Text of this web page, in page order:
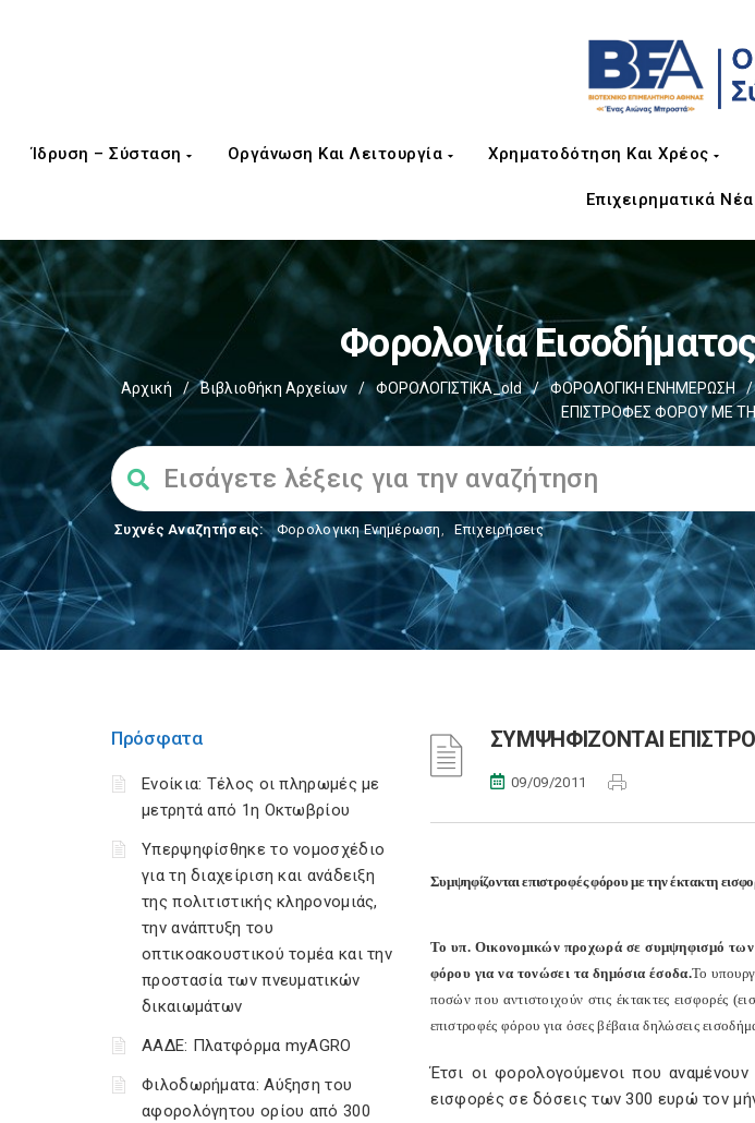
Ίδρυση – Σύσταση Οργάνωση Και Λειτουργία Χρηματοδότηση Και Χρέος
Επιχειρηματικά
Φορολογία
Αρχική / Βιβλιοθήκη Αρχείων / ΦΟΡΟΛΟΓΙΣΤΙΚΑ_old / ΦΟΡΟΛΟΓΙΚΗ ΕΝΗΜΕΡΩΣΗ /
ΕΠΙΣΤΡΟΦΕΣ ΦΟΡΟΥ ΜΕ
Συχνές Αναζητήσεις: Φορολογικη Ενημέρωση, Επιχειρήσεις
Πρόσφατα
Ενοίκια: Τέλος οι πληρωμές με
μετρητά από 1η Οκτωβρίου
Υπερψηφίσθηκε το νομοσχέδιο
για τη διαχείριση και ανάδειξη
της πολιτιστικής κληρονομιάς,
την ανάπτυξη του
οπτικοακουστικού τομέα και την
προστασία των πνευματικών
δικαιωμάτων
ΑΑΔΕ: Πλατφόρμα myAGRO
Φιλοδωρήματα: Αύξηση του
αφορολόγητου ορίου από 300
ΣΥΜΨΗΦΙΖΟΝΤΑΙ
09/09/2011
Συμψηφίζονται επιστροφές φόρου με την έκτακτη
Το υπ. Οικονομικών προχωρά σε συμψηφισμό των
φόρου για να τονώσει τα δημόσια έσοδα.Το
ποσών που αντιστοιχούν στις έκτακτες εισφορές
επιστροφές φόρου για όσες βέβαια δηλώσεις
Έτσι οι φορολογούμενοι που
εισφορές σε δόσεις των 300 ευρώ τον